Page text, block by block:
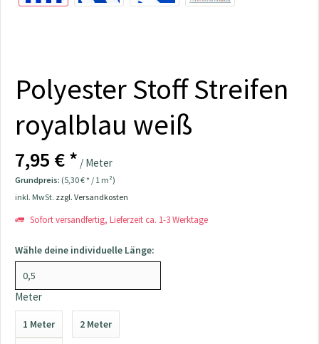
Polyester Stoff Streifen
royalblau weiß
7,95 € * / Meter
Grundpreis: (5,30 € * / 1 m²)
inkl. MwSt. zzgl. Versandkosten
Sofort versandfertig, Lieferzeit ca. 1-3 Werktage
Wähle deine individuelle Länge:
Meter
1 Meter 2 Meter